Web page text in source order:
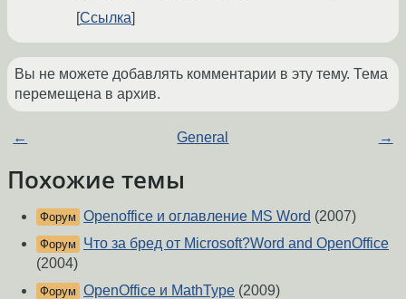
Ссылка
Вы не можете добавлять комментарии в эту тему. Тема
перемещена в архив.
← General →
Похожие темы
Форум Openoffice и оглавление MS Word (2007)
Форум
Что за бред от Microsoft?Word and OpenOffice
(2004)
Форум OpenOffice и MathType (2009)